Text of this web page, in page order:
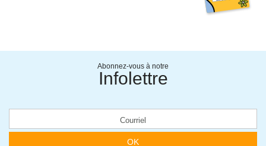
Abonnez-vous à notre
Infolettre
OK